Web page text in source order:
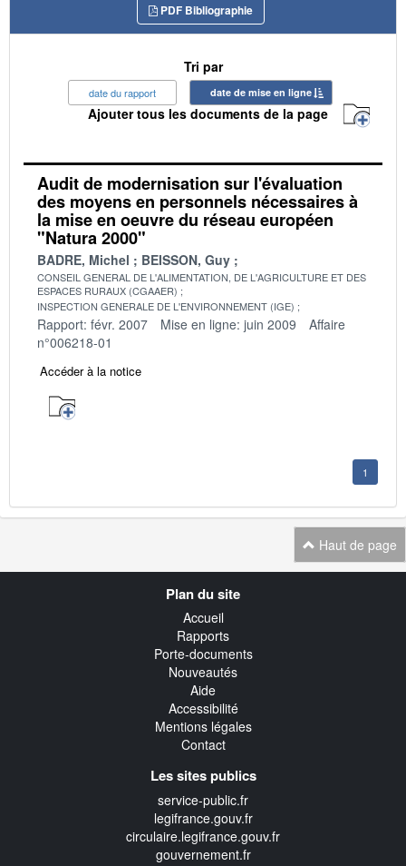
PDF Bibliographie
Tri par
date du rapport date de mise en ligne
Ajouter tous les documents de la page
Audit de modernisation sur l'évaluation
des moyens en personnels nécessaires à
la mise en oeuvre du réseau européen
"Natura 2000"
BADRE, Michel BEISSON, Guy
CONSEIL GENERAL DE L'ALIMENTATION, DE L'AGRICULTURE ET DES
ESPACES RURAUX (CGAAER)
INSPECTION GENERALE DE L'ENVIRONNEMENT (IGE)
Rapport: févr. 2007 Mise en ligne: juin 2009
Affaire
n°006218-01
Accéder à la notice
1
Haut de page
Plan du site
Accueil
Rapports
Porte-documents
Nouveautés
Aide
Accessibilité
Mentions légales
Contact
Les sites publics
service-public.fr
legifrance.gouv.fr
circulaire.legifrance.gouv.fr
gouvernement.fr